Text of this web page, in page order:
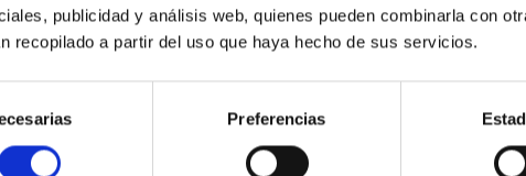
publicidad y análisis web, quienes pueden combinarla con
recopilado a partir del uso que haya hecho de sus servicios.
Preferencias